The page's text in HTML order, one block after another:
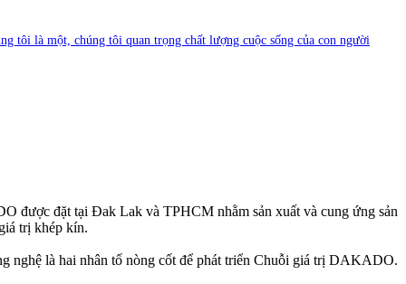
tôi là một, chúng tôi quan trọng chất lượng cuộc sống của con người
được đặt tại Đak Lak và TPHCM nhằm sản xuất và cung ứng sản
trị khép kín.
nghệ là hai nhân tố nòng cốt để phát triển Chuỗi giá trị DAKADO.